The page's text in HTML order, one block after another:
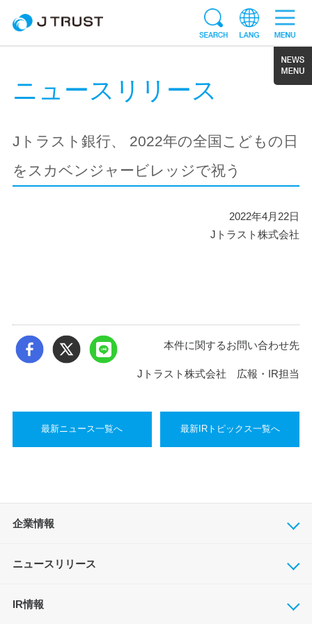
ニュースリリース
Jトラスト銀行、 2022年の全国こどもの日
をスカベンジャービレッジで祝う
2022年4月22日
Jトラスト株式会社
本件に関するお問い合わせ先
Jトラスト株式会社 広報・IR担当
最新ニュース一覧へ 最新IRトピックス一覧へ
企業情報
ニュースリリース
IR情報